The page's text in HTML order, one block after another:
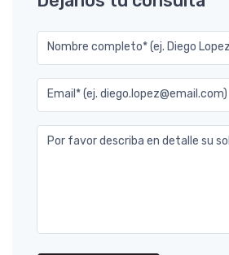
Nombre completo* (ej. Diego
Email* (ej. diego.lopez@email.com)
Por favor describa en detalle su